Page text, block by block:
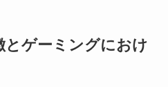
とゲーミングにおけ